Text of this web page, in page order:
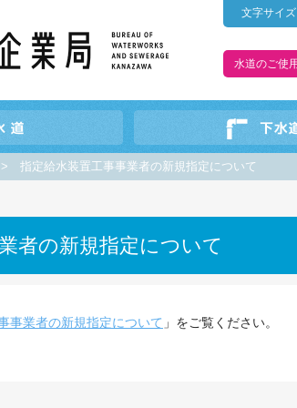
文字サイズ
水道のご使
指定給水装置工事事業者の新規指定について
者の新規指定について
事業者の新規指定について 」をご覧ください。